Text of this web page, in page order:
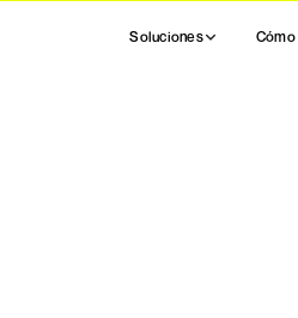
Soluciones Cómo